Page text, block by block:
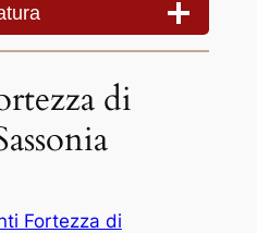
di
Fortezza di